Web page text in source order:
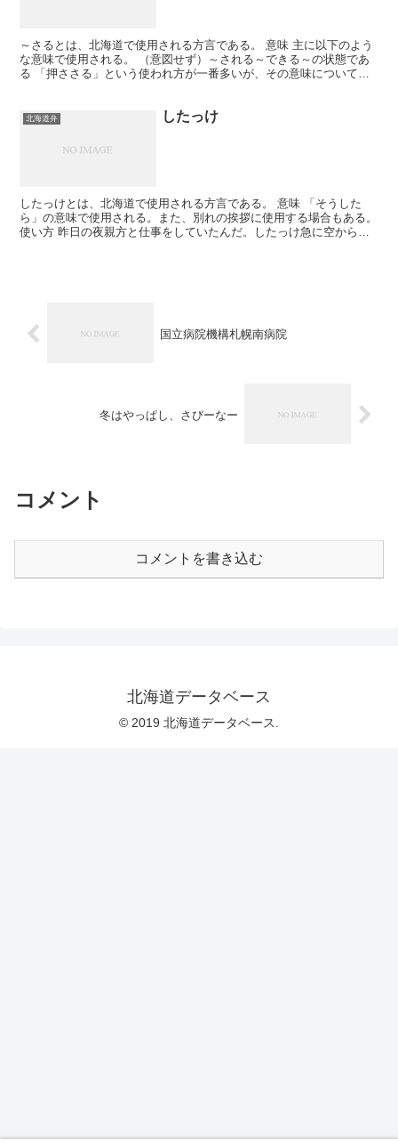
～さるとは、北海道で使用される方言である。 意味 主に以下のよう
な意味で使用される。 （意図せず）～される～できる～の状態であ
る 「押ささる」という使われ方が一番多いが、その意味について標
北海道弁 したっけ
したっけとは、北海道で使用される方言である。 意味 「そうした
ら」の意味で使用される。また、別れの挨拶に使用する場合もある。
使い方 昨日の夜親方と仕事をしていたんだ。したっけ急に空から女
国立病院機構札幌南病院
冬はやっぱし、さびーなー
コメント
コメントを書き込む
北海道データベース
© 2019 北海道データベース.